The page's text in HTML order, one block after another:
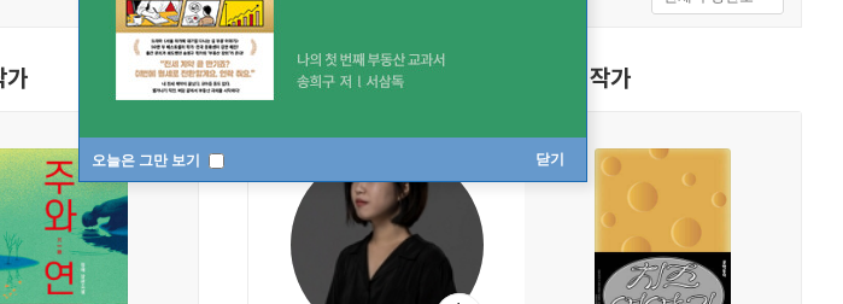
오늘은 그만 보기 닫기
가 2025년 한국 문학의 미래가 될 젊은 작가